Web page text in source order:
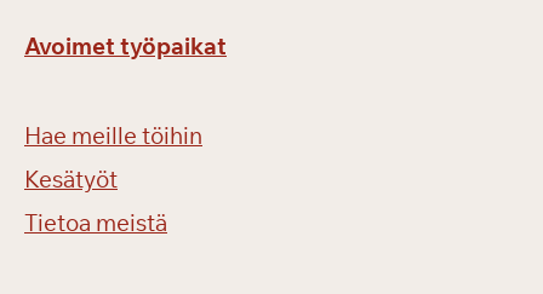
Avoimet työpaikat
Hae meille töihin
Kesätyöt
Tietoa meistä